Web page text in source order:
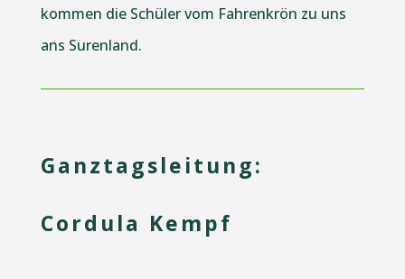
kommen die Schüler vom Fahrenkrön zu uns
ans Surenland.
Ganztagsleitung:
Cordula Kempf